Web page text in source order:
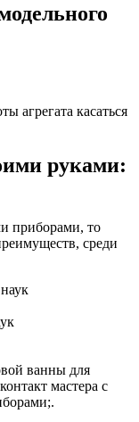
агрегата касаться
руками:
приборами, то
среди
ванны для
мастера с